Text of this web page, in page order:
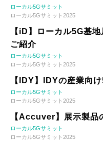
ローカル5Gサミット
ローカル5Gサミット2025
【iD】ローカル5G基
ご紹介
ローカル5Gサミット
ローカル5Gサミット2025
【IDY】IDYの産業向
ローカル5Gサミット
ローカル5Gサミット2025
【Accuver】展示製品
ローカル5Gサミット
ローカル5Gサミット2025